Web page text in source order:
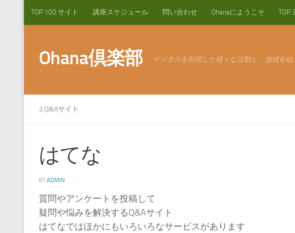
コンテンツへスキップ
TOP 100 サイト 講座スケジュール 問い合わせ Ohanaにようこそ TOP
Ohana倶楽部 デジタルを利用した様々な活動と、地域を結
2.Q&Aサイト
はてな
BY ADMIN ·
質問やアンケートを投稿して
疑問や悩みを解決するQ&Aサイト
はてなではほかにもいろいろなサービスがあります